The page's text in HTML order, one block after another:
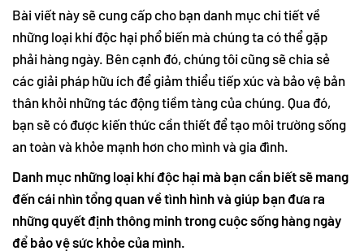
Bài viết này sẽ cung cấp cho bạn danh mục chi tiết về
những loại khí độc hại phổ biến mà chúng ta có thể gặp
phải hàng ngày. Bên cạnh đó, chúng tôi cũng sẽ chia sẻ
các giải pháp hữu ích để giảm thiểu tiếp xúc và bảo vệ bản
thân khỏi những tác động tiềm tàng của chúng. Qua đó,
bạn sẽ có được kiến thức cần thiết để tạo môi trường sống
an toàn và khỏe mạnh hơn cho mình và gia đình.
Danh mục những loại khí độc hại mà bạn cần biết sẽ mang
đến cái nhìn tổng quan về tình hình và giúp bạn đưa ra
những quyết định thông minh trong cuộc sống hàng ngày
để bảo vệ sức khỏe của mình.